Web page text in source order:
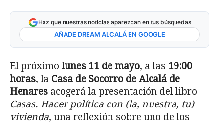
Haz que nuestras noticias aparezcan en tus búsquedas
AÑADE DREAM ALCALÁ EN GOOGLE
El próximo lunes 11 de mayo, a las 19:00
horas, la Casa de Socorro de Alcalá de
Henares acogerá la presentación del libro
Casas. Hacer política con (la, nuestra, tu)
vivienda, una reflexión sobre uno de los